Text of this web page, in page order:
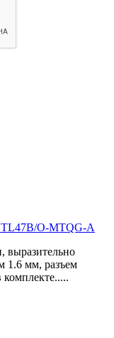
O-MTQG-A
1.6 мм, разъем